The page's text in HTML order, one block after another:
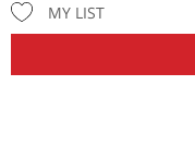
MY LIST